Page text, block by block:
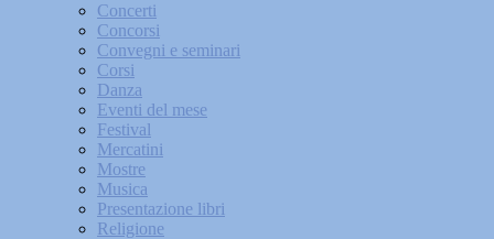
Concerti
Concorsi
Convegni e seminari
Corsi
Danza
Eventi del mese
Festival
Mercatini
Mostre
Musica
Presentazione libri
Religione